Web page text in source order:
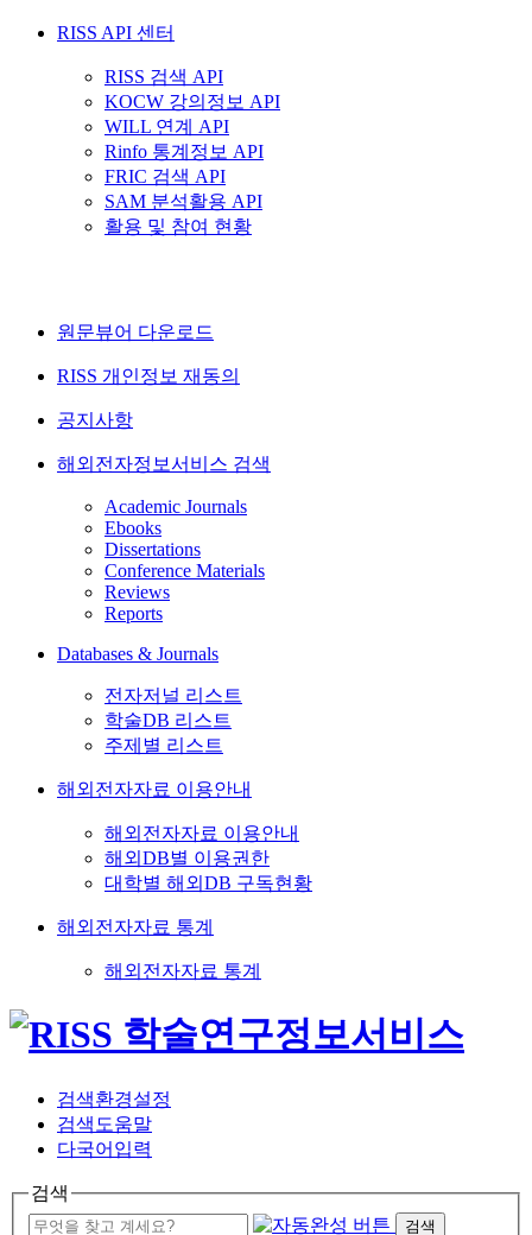
RISS API 센터
RISS 검색 API
KOCW 강의정보 API
WILL 연계 API
Rinfo 통계정보 API
FRIC 검색 API
SAM 분석활용 API
활용 및 참여 현황
원문뷰어 다운로드
RISS 개인정보 재동의
공지사항
해외전자정보서비스 검색
Academic Journals
Ebooks
Dissertations
Conference Materials
Reviews
Reports
Databases & Journals
전자저널 리스트
학술DB 리스트
주제별 리스트
해외전자자료 이용안내
해외전자자료 이용안내
해외DB별 이용권한
대학별 해외DB 구독현황
해외전자자료 통계
해외전자자료 통계
검색환경설정
검색도움말
다국어입력
검색
검색